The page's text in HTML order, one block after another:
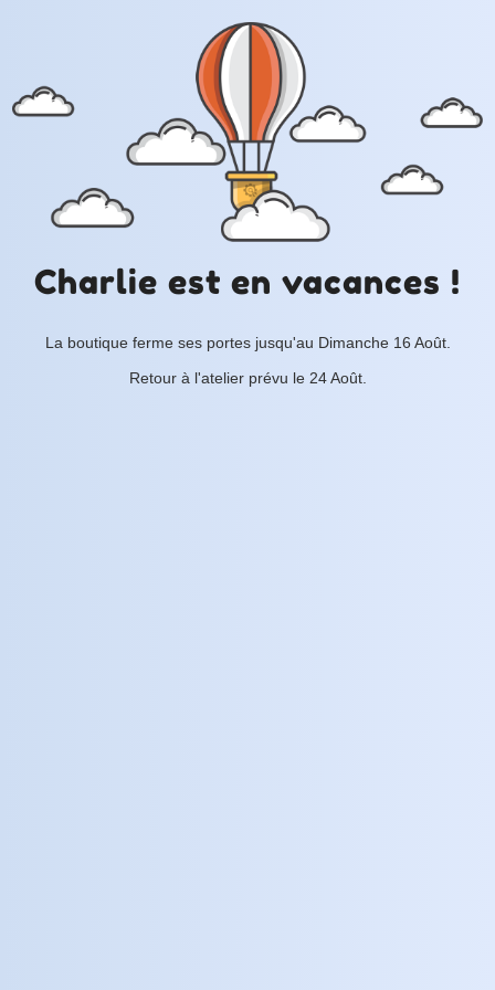
Charlie est en vacances !
La boutique ferme ses portes jusqu'au Dimanche 16 Août.
Retour à l'atelier prévu le 24 Août.